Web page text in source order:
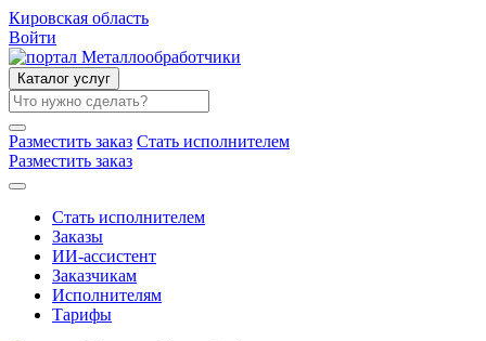
Кировская область
Войти
Каталог услуг
Разместить заказ Стать исполнителем
Разместить заказ
Стать исполнителем
Заказы
ИИ-ассистент
Заказчикам
Исполнителям
Тарифы